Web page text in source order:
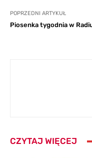
POPRZEDNI ARTYKUŁ
Piosenka tygodnia w
CZYTAJ WIĘCEJ